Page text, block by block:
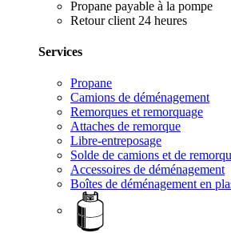
Propane payable à la pompe
Retour client 24 heures
Services
Propane
Camions de déménagement
Remorques et remorquage
Attaches de remorque
Libre-entreposage
Solde de camions et de
Accessoires de déménagement
Boîtes de déménagement en